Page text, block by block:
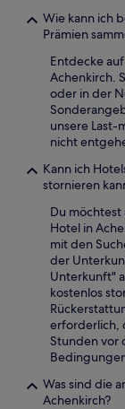
Wie kann ich
Prämien
Entdecke
Achenkirch.
oder in der
unsere
nicht
Kann ich
stornieren
Du
Hotel in
mit den
der
Unterkunft"
kostenlos
erforderlich,
Stunden vor
Was sind die
Achenkirch?